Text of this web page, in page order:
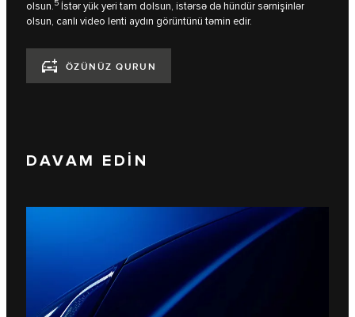
olsun.5 İstər yük yeri tam dolsun, istərsə də hündür sərnişinlər
olsun, canlı video lenti aydın görüntünü təmin edir.
ÖZÜNÜZ QURUN
DAVAM EDİN